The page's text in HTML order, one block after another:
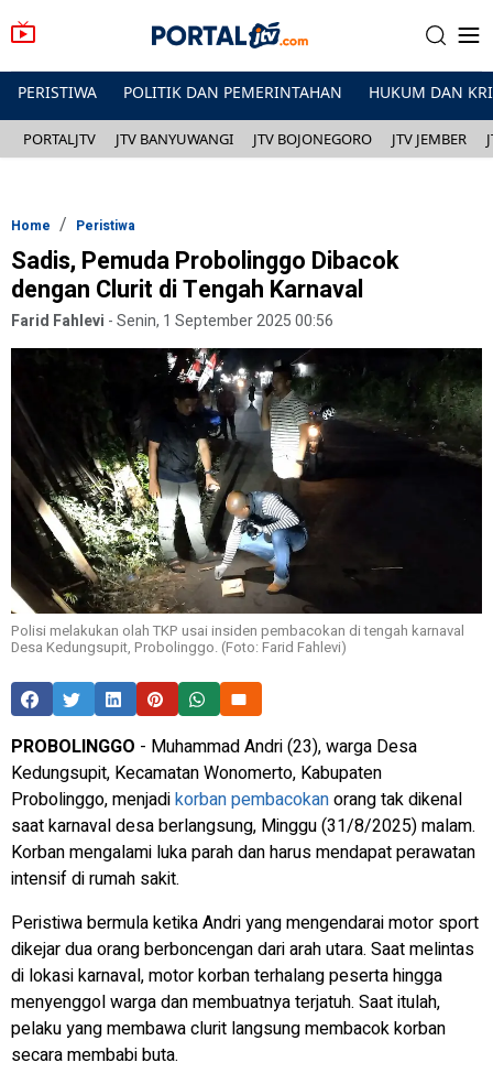
PERISTIWA POLITIK DAN PEMERINTAHAN HUKUM DAN
PORTALJTV JTV BANYUWANGI JTV BOJONEGORO JTV JEMBER
Home Peristiwa
Sadis, Pemuda Probolinggo Dibacok
dengan Clurit di Tengah Karnaval
Farid Fahlevi -Senin, 1 September 2025 00:56
Polisi melakukan olah TKP usai insiden pembacokan di tengah karnaval
Desa Kedungsupit, Probolinggo. (Foto: Farid Fahlevi)
PROBOLINGGO - Muhammad Andri (23), warga Desa
Kedungsupit, Kecamatan Wonomerto, Kabupaten
Probolinggo, menjadikorban pembacokanorang tak dikenal
saat karnaval desa berlangsung, Minggu (31/8/2025) malam.
Korban mengalami luka parah dan harus mendapat perawatan
intensif di rumah sakit.
Peristiwa bermula ketika Andri yang mengendarai motor sport
dikejar dua orang berboncengan dari arah utara. Saat melintas
di lokasi karnaval, motor korban terhalang peserta hingga
menyenggol warga dan membuatnya terjatuh. Saat itulah,
pelaku yang membawa clurit langsung membacok korban
secara membabi buta.